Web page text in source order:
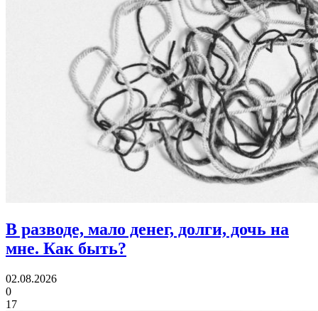
В разводе, мало денег, долги, дочь на
мне. Как быть?
02.08.2026
0
17